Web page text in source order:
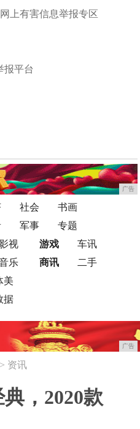
网上有害信息举报专区
报平台
广告
社会
书画
军事
专题
视
乐
游戏
车讯
商讯
二手
美
据
广告
资讯
，2020款